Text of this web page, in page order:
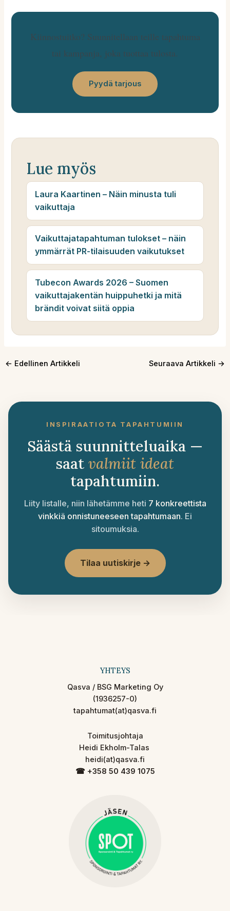
Kiinnostuitko? Suunnitellaan teille tapahtuma
tai kampanja, joka tuottaa tulosta.
Pyydä tarjous
Lue myös
Laura Kaartinen – Näin minusta tuli
vaikuttaja
Vaikuttajatapahtuman tulokset – näin
ymmärrät PR-tilaisuuden vaikutukset
Tubecon Awards 2026 – Suomen
vaikuttajakentän huippuhetki ja mitä
brändit voivat siitä oppia
← Edellinen Artikkeli Seuraava Artikkeli →
INSPIRAATIOTA TAPAHTUMIIN
Säästä suunnitteluaika —
saat valmiit ideat
tapahtumiin.
Liity listalle, niin lähetämme heti 7 konkreettista
vinkkiä onnistuneeseen tapahtumaan. Ei
sitoumuksia.
Tilaa uutiskirje →
YHTEYS
Qasva / BSG Marketing Oy
(1936257-0)
tapahtumat(at)qasva.fi
Toimitusjohtaja
Heidi Ekholm-Talas
heidi(at)qasva.fi
☎︎ +358 50 439 1075